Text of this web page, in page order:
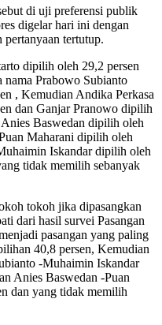
di uji preferensi publik
digelar hari ini dengan
tertutup.
dipilih oleh 29,2 persen
nama Prabowo Subianto
, Kemudian Andika Perkasa
dan Ganjar Pranowo dipilih
Baswedan dipilih oleh
Maharani dipilih oleh
Iskandar dipilih oleh
tidak memilih sebanyak
tokoh jika dipasangkan
dari hasil survei Pasangan
pasangan yang paling
40,8 persen, Kemudian
-Muhaimin Iskandar
Anies Baswedan -Puan
dan yang tidak memilih